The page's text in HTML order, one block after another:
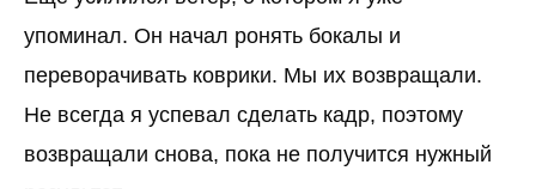
упоминал. Он начал ронять бокалы и
переворачивать коврики. Мы их возвращали.
Не всегда я успевал сделать кадр, поэтому
возвращали снова, пока не получится нужный